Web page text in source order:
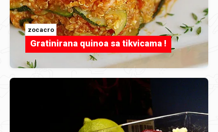
zocacro
Gratinirana quinoa sa tikvicama !